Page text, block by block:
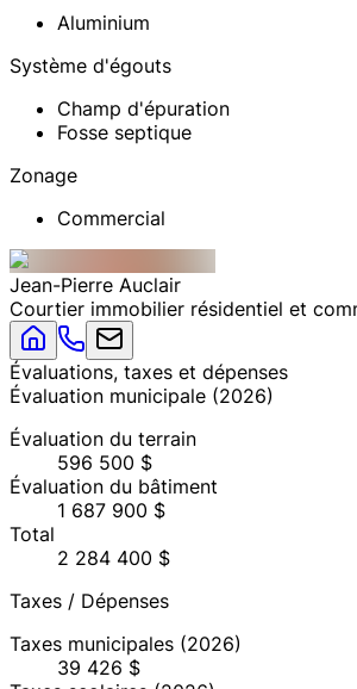
Aluminium
Système d'égouts
Champ d'épuration
Fosse septique
Zonage
Commercial
Jean-Pierre Auclair
Courtier immobilier résidentiel et
Évaluations, taxes et dépenses
Évaluation municipale (2026)
Évaluation du terrain
596 500 $
Évaluation du bâtiment
1 687 900 $
Total
2 284 400 $
Taxes / Dépenses
Taxes municipales (2026)
39 426 $